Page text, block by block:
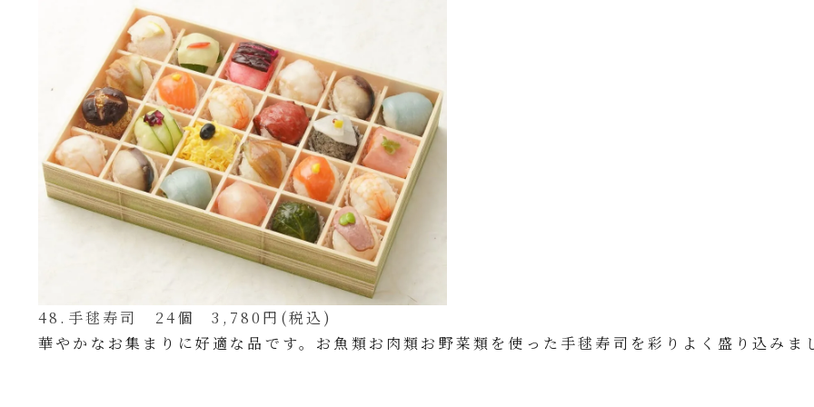
48.手毬寿司 24個 3,780円(税込)
華やかなお集まりに好適な品です。お魚類お肉類お野菜類を使った手毬寿司を彩りよく盛り込みま